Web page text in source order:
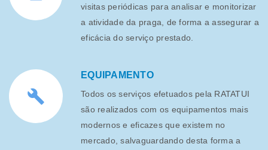
visitas periódicas para analisar e monitorizar
a atividade da praga, de forma a assegurar a
eficácia do serviço prestado.
EQUIPAMENTO
Todos os serviços efetuados pela RATATUI
são realizados com os equipamentos mais
modernos e eficazes que existem no
mercado, salvaguardando desta forma a